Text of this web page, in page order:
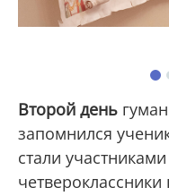
Второй день
запомнился
стали